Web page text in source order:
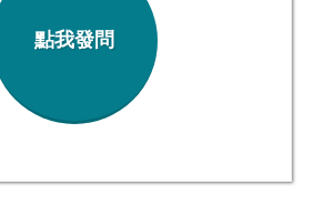
點我發問